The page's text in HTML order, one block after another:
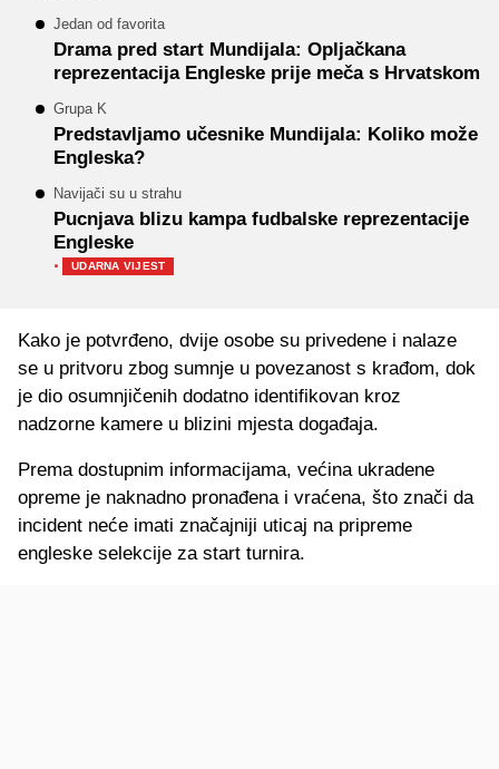
Jedan od favorita
Drama pred start Mundijala: Opljačkana
reprezentacija Engleske prije meča s Hrvatskom
Grupa K
Predstavljamo učesnike Mundijala: Koliko može
Engleska?
Navijači su u strahu
Pucnjava blizu kampa fudbalske reprezentacije
Engleske
· UDARNA VIJEST
Kako je potvrđeno, dvije osobe su privedene i nalaze
se u pritvoru zbog sumnje u povezanost s krađom, dok
je dio osumnjičenih dodatno identifikovan kroz
nadzorne kamere u blizini mjesta događaja.
Prema dostupnim informacijama, većina ukradene
opreme je naknadno pronađena i vraćena, što znači da
incident neće imati značajniji uticaj na pripreme
engleske selekcije za start turnira.